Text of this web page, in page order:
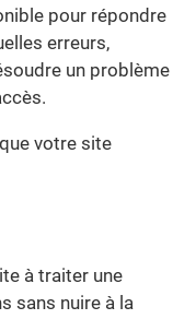
pour répondre
erreurs,
un problème
votre site
à traiter une
sans nuire à la